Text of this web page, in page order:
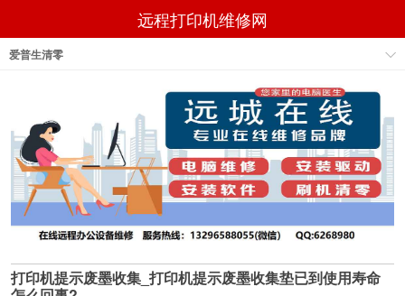
远程打印机维修网
爱普生清零
打印机提示废墨收集_打印机提示废墨收集垫已到使用寿命